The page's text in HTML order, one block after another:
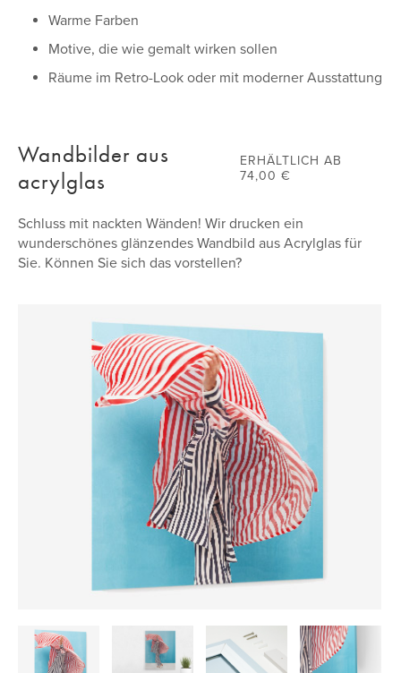
Seidenmatte Beschichtung für leichten Glanz
Tinten auf Basis umweltfreundlicher Lösungsmittel, für
Farbechtheit ausgehärtet
Mit montierten Gummi-Abstandhaltern und Aufhänger
Warme Farben
Motive, die wie gemalt wirken sollen
Räume im Retro-Look oder mit moderner Ausstattung
Wandbilder aus
acrylglas
ERHÄLTLICH AB
74,00 €
Schluss mit nackten Wänden! Wir drucken ein
wunderschönes glänzendes Wandbild aus Acrylglas für
Sie. Können Sie sich das vorstellen?